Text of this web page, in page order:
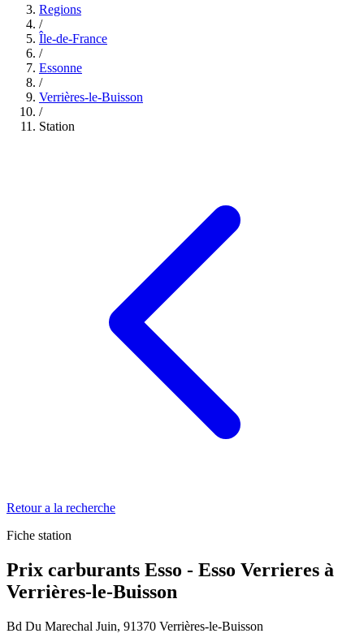
Regions
/
Île-de-France
/
Essonne
/
Verrières-le-Buisson
/
Station
Retour a la recherche
Fiche station
Prix carburants Esso - Esso Verrieres à
Verrières-le-Buisson
Bd Du Marechal Juin, 91370 Verrières-le-Buisson